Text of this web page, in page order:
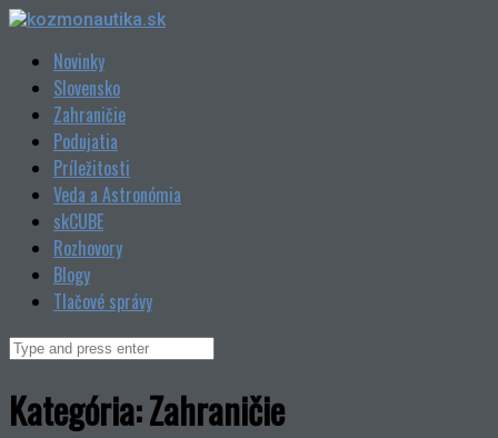
Skip
contentNovinky
Slovensko
Zahraničie
Podujatia
Príležitosti
Veda a Astronómia
skCUBE
Rozhovory
Blogy
Tlačové správy
Search
Kategória:Zahraničie